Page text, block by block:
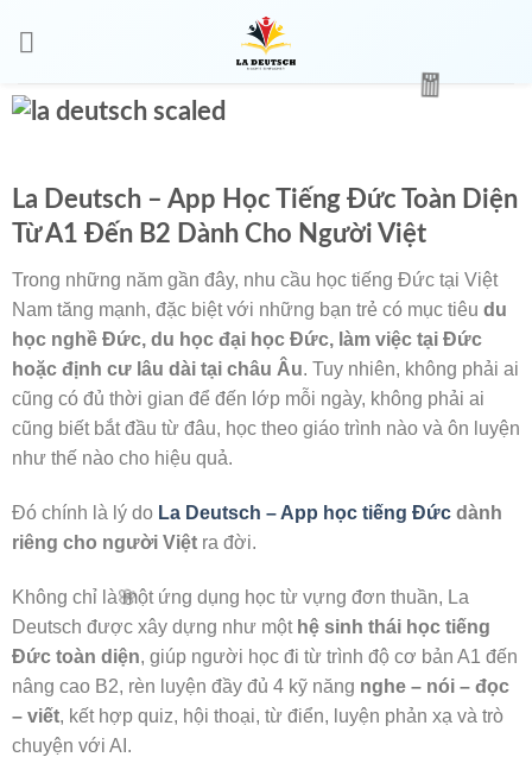
🌸
La Deutsch – App Học Tiếng Đức Toàn Diện
Từ A1 Đến B2 Dành Cho Người Việt
Trong những năm gần đây, nhu cầu học tiếng Đức tại Việt
Nam tăng mạnh, đặc biệt với những bạn trẻ có mục tiêu du
học nghề Đức, du học đại học Đức, làm việc tại Đức
hoặc định cư lâu dài tại châu Âu. Tuy nhiên, không phải ai
cũng có đủ thời gian để đến lớp mỗi ngày, không phải ai
cũng biết bắt đầu từ đâu, học theo giáo trình nào và ôn luyện
như thế nào cho hiệu quả.
Đó chính là lý do La Deutsch – App học tiếng Đức dành
riêng cho người Việt ra đời.
Không chỉ là một ứng dụng học từ vựng đơn thuần, La
Deutsch được xây dựng như một hệ sinh thái học tiếng
Đức toàn diện, giúp người học đi từ trình độ cơ bản A1 đến
nâng cao B2, rèn luyện đầy đủ 4 kỹ năng nghe – nói – đọc
– viết, kết hợp quiz, hội thoại, từ điển, luyện phản xạ và trò
chuyện với AI.